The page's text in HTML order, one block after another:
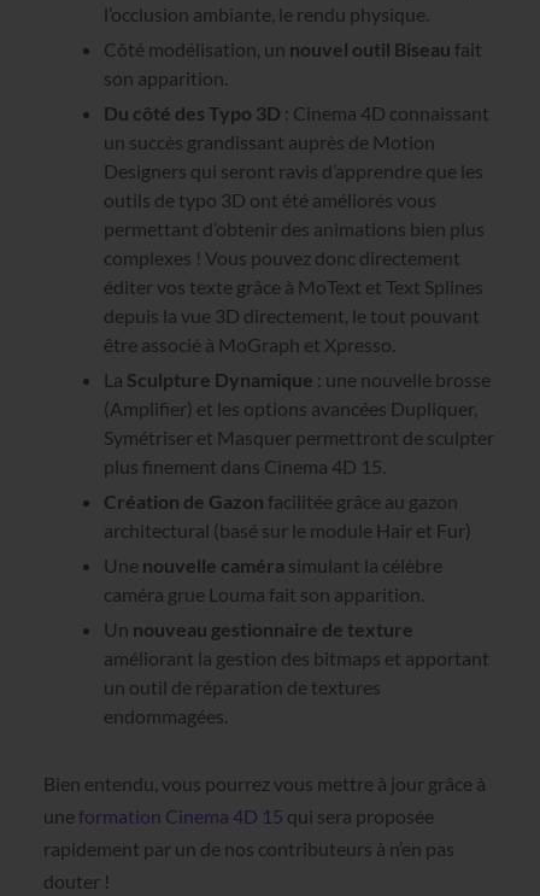
l’occlusion ambiante, le rendu physique.
Côté modélisation, un nouvel outil Biseau fait
son apparition.
Du côté des Typo 3D : Cinema 4D connaissant
un succès grandissant auprès de Motion
Designers qui seront ravis d’apprendre que les
outils de typo 3D ont été améliorés vous
permettant d’obtenir des animations bien plus
complexes ! Vous pouvez donc directement
éditer vos texte grâce à MoText et Text Splines
depuis la vue 3D directement, le tout pouvant
être associé à MoGraph et Xpresso.
La Sculpture Dynamique : une nouvelle brosse
(Amplifier) et les options avancées Dupliquer,
Symétriser et Masquer permettront de sculpter
plus finement dans Cinema 4D 15.
Création de Gazon facilitée grâce au gazon
architectural (basé sur le module Hair et Fur)
Une nouvelle caméra simulant la célèbre
caméra grue Louma fait son apparition.
Un nouveau gestionnaire de texture
améliorant la gestion des bitmaps et apportant
un outil de réparation de textures
endommagées.
Bien entendu, vous pourrez vous mettre à jour grâce à
uneformation Cinema 4D 15 qui sera proposée
rapidement par un de nos contributeurs à n’en pas
douter !